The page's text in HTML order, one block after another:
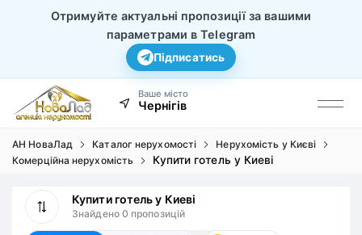
Отримуйте актуальні пропозиції за вашими
параметрами в Telegram
Підписатись
Ваше місто
Чернігів
АН НоваЛад Каталог нерухомості
Нерухомість у Києві
Комерційна нерухомість
Купити готель у Киеві
Купити готель у Киеві
Знайдено 0 пропозицій